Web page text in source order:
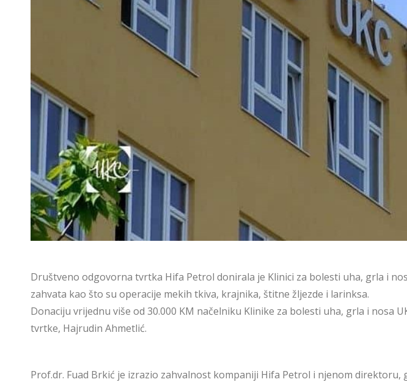
Društveno odgovorna tvrtka Hifa Petrol donirala je Klinici za bolesti uha, grla i
zahvata kao što su operacije mekih tkiva, krajnika, štitne žljezde i larinksa.
Donaciju vrijednu više od 30.000 KM načelniku Klinike za bolesti uha, grla i
tvrtke, Hajrudin Ahmetlić.
Prof.dr. Fuad Brkić je izrazio zahvalnost kompaniji Hifa Petrol i njenom